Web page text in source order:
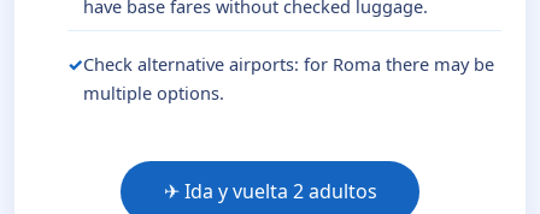
have base fares without checked luggage.
Check alternative airports: for Roma there may be
multiple options.
✈ Ida y vuelta 2 adultos